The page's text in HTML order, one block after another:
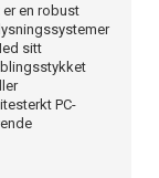
en robust
sitt
PC-